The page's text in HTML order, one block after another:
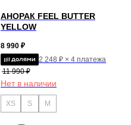
АНОРАК FEEL BUTTER
YELLOW
8 990 ₽
2 248 ₽ × 4 платежа
11 990 ₽
Нет в наличии
XS S M